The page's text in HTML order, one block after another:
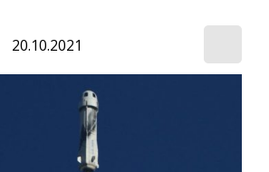
20.10.2021